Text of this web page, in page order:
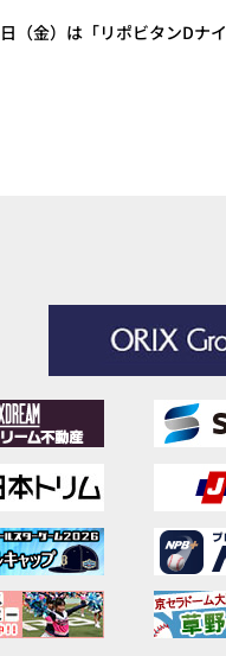
（金）は「リポビタンDナイ